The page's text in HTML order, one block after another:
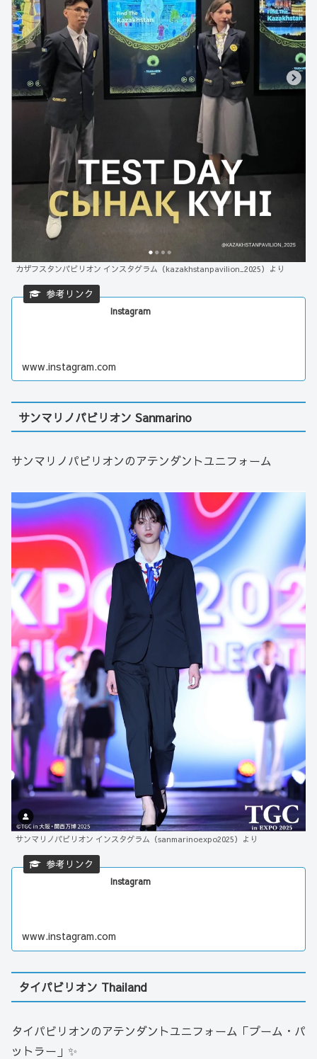
カザフスタンパビリオン インスタグラム（kazakhstanpavilion_2025）より
Instagram
www.instagram.com
サンマリノパビリオン Sanmarino
サンマリノパビリオンのアテンダントユニフォーム
サンマリノパビリオン インスタグラム（sanmarinoexpo2025）より
Instagram
www.instagram.com
タイパビリオン Thailand
タイパビリオンのアテンダントユニフォーム「プーム・パ
ットラー」✨